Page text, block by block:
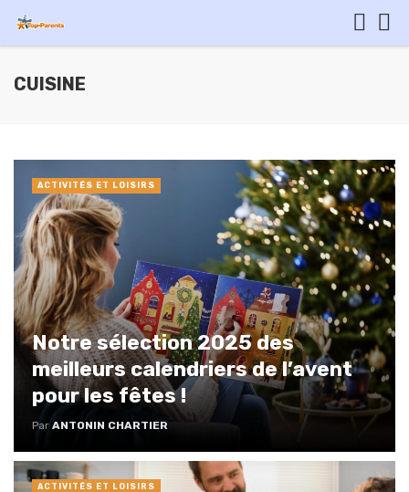
CUISINE
Notre sélection 2025 des
meilleurs calendriers de l’avent
pour les fêtes !
Par ANTONIN CHARTIER
ACTIVITÉS ET LOISIRS
ACTIVITÉS ET LOISIRS